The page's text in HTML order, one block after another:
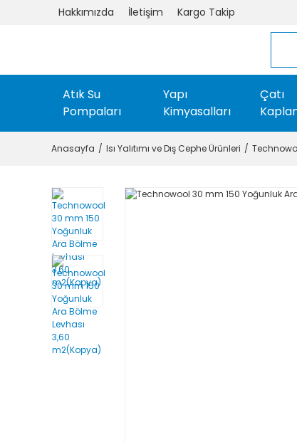
Hakkımızda İletişim Kargo Takip
Atık Su
Pompaları
Yapı
Kimyasalları
Çatı
Anasayfa Isı Yalıtımı ve Dış Cephe Ürünleri